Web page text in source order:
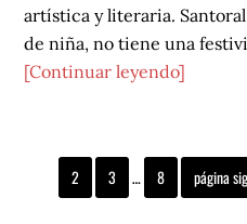
artística y literaria.
de niña, no tiene una
[Continuar leyendo]
PáginaPágina
2 Página
3
Páginas
intermedias
… Página
8
Ir
a
página